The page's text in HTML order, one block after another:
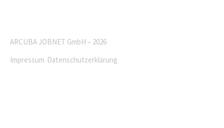
ARCUBA JOBNET GmbH – 2026
Impressum Datenschutzerklärung